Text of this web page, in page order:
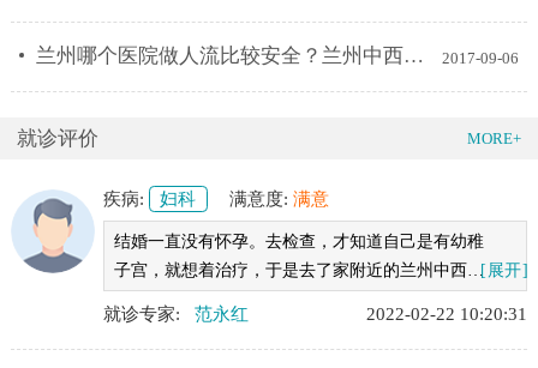
2017-09-06
兰州哪个医院做人流比较安全？兰州中西医结合医院妇科好吗？
就诊评价 MORE+
疾病: 妇科 满意度: 满意
结婚一直没有怀孕。去检查，才知道自己是有幼稚
子宫，就想着治疗，于是去了家附近的兰州中西医
好。
[展开]
就诊专家: 范永红 2022-02-22 10:20:31